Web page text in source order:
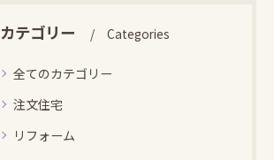
カテゴリー Categories
全てのカテゴリー
注文住宅
リフォーム